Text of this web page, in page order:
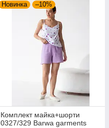
Новинка –10%
Комплект майка+шорти
0327/329 Barwa garments